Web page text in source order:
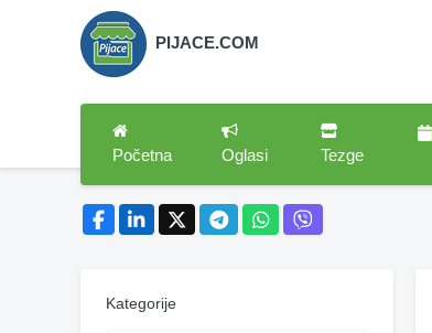
PIJACE.COM
Početna Oglasi Tezge
Kategorije